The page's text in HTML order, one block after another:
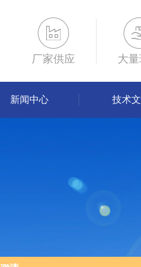
厂家供应 大
新闻中心 技术